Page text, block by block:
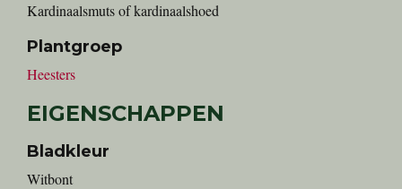
kardinaalsmuts of kardinaalshoed
Plantgroep
Heesters
EIGENSCHAPPEN
Bladkleur
Witbont